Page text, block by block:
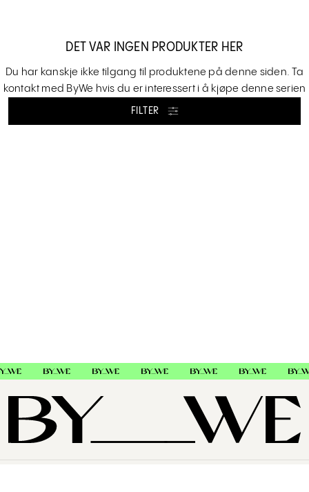
DET VAR INGEN PRODUKTER HER
Du har kanskje ikke tilgang til produktene på denne siden. Ta
kontakt med ByWe hvis du er interessert i å kjøpe denne serien
FILTER